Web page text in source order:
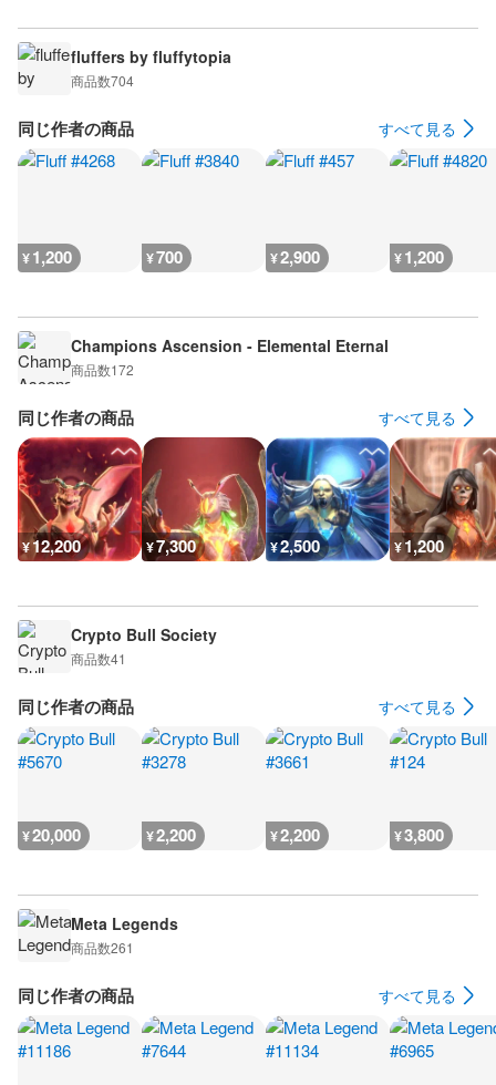
fluffers by fluffytopia
商品数704
同じ作者の商品 すべて見る
¥1,200 ¥700 ¥2,900 ¥1,200
Champions Ascension - Elemental Eternal
商品数172
同じ作者の商品 すべて見る
¥12,200 ¥7,300 ¥2,500 ¥1,200
Crypto Bull Society
商品数41
同じ作者の商品 すべて見る
¥20,000 ¥2,200 ¥2,200 ¥3,800
Meta Legends
商品数261
同じ作者の商品 すべて見る